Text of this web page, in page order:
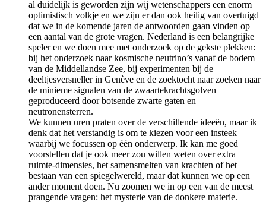
al duidelijk is geworden zijn wij wetenschappers een enorm
optimistisch volkje en we zijn er dan ook heilig van overtuigd
dat we in de komende jaren de antwoorden gaan vinden op
een aantal van de grote vragen. Nederland is een belangrijke
speler en we doen mee met onderzoek op de gekste plekken:
bij het onderzoek naar kosmische neutrino’s vanaf de bodem
van de Middellandse Zee, bij experimenten bij de
deeltjesversneller in Genève en de zoektocht naar zoeken naar
de minieme signalen van de zwaartekrachtsgolven
geproduceerd door botsende zwarte gaten en
neutronensterren.
We kunnen uren praten over de verschillende ideeën, maar ik
denk dat het verstandig is om te kiezen voor een insteek
waarbij we focussen op één onderwerp. Ik kan me goed
voorstellen dat je ook meer zou willen weten over extra
ruimte-dimensies, het samensmelten van krachten of het
bestaan van een spiegelwereld, maar dat kunnen we op een
ander moment doen. Nu zoomen we in op een van de meest
prangende vragen: het mysterie van de donkere materie.